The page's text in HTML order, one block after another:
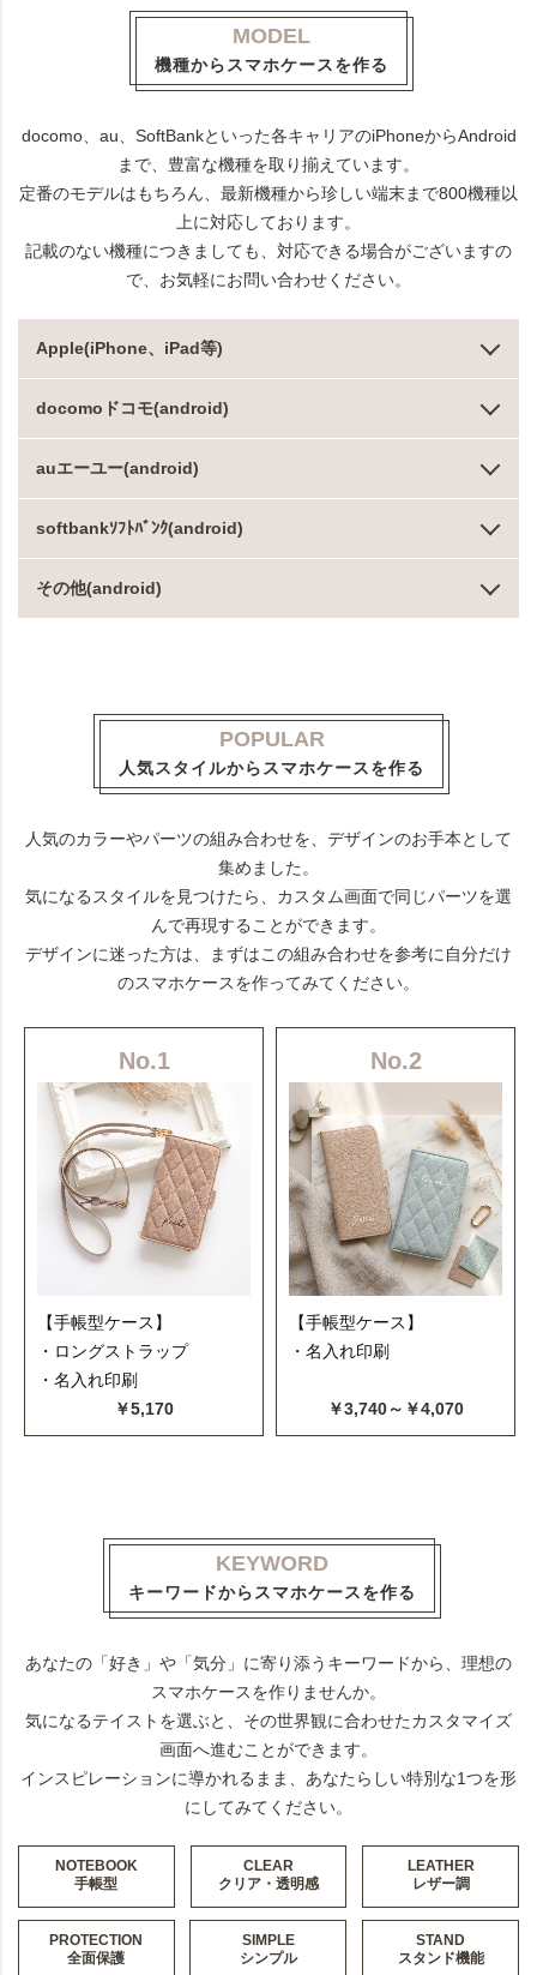
MODEL
機種からスマホケースを作る
docomo、au、SoftBankといった各キャリアのiPhoneからAndroid
まで、豊富な機種を取り揃えています。
定番のモデルはもちろん、最新機種から珍しい端末まで800機種以
上に対応しております。
記載のない機種につきましても、対応できる場合がございますの
で、お気軽にお問い合わせください。
Apple(iPhone、iPad等)
docomoドコモ(android)
auエーユー(android)
softbankｿﾌﾄﾊﾞﾝｸ(android)
その他(android)
POPULAR
人気スタイルからスマホケースを作る
人気のカラーやパーツの組み合わせを、デザインのお手本として
集めました。
気になるスタイルを見つけたら、カスタム画面で同じパーツを選
んで再現することができます。
デザインに迷った方は、まずはこの組み合わせを参考に自分だけ
のスマホケースを作ってみてください。
No.1
【手帳型ケース】
・ロングストラップ
・名入れ印刷
￥5,170
No.2
【手帳型ケース】
・名入れ印刷
￥3,740～￥4,070
KEYWORD
キーワードからスマホケースを作る
あなたの「好き」や「気分」に寄り添うキーワードから、理想の
スマホケースを作りませんか。
気になるテイストを選ぶと、その世界観に合わせたカスタマイズ
画面へ進むことができます。
インスピレーションに導かれるまま、あなたらしい特別な1つを形
にしてみてください。
NOTEBOOK
手帳型
CLEAR
クリア・透明感
LEATHER
レザー調
PROTECTION
全面保護
SIMPLE
シンプル
STAND
スタンド機能